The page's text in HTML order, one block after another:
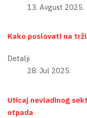
13. Avgust 2025.
Kako poslovati na
Detalji
28. Jul 2025.
Uticaj nevladinog
otpada